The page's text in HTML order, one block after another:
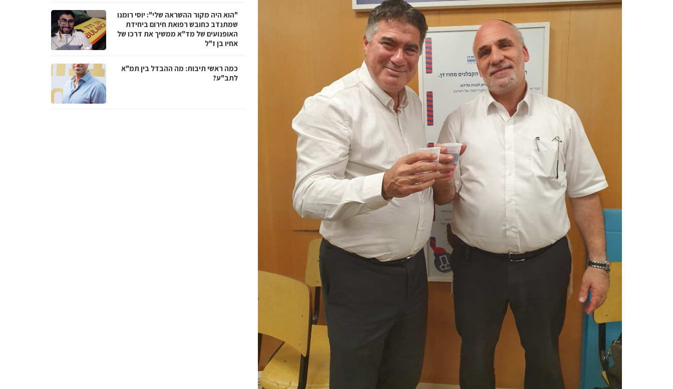
"הוא היה מקור ההשראה שלי": יוסי רומנו
שמתנדב כחובש רפואת חירום ביחידת
האופנועים של מד"א ממשיך את דרכו של
אחיו בן ז"ל
כמה ראשי תיבות: מה ההבדל בין תמ"א
לתב"ע?